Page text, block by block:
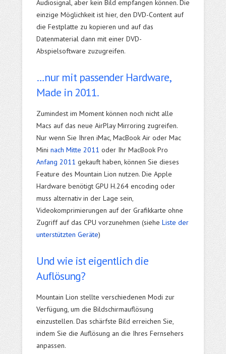
Audiosignal, aber kein Bild empfangen können. Die
einzige Möglichkeit ist hier, den DVD-Content auf
die Festplatte zu kopieren und auf das
Datenmaterial dann mit einer DVD-
Abspielsoftware zuzugreifen.
…nur mit passender Hardware,
Made in 2011.
Zumindest im Moment können noch nicht alle
Macs auf das neue AirPlay Mirroring zugreifen.
Nur wenn Sie Ihren iMac, MacBook Air oder Mac
Mini nach Mitte 2011 oder Ihr MacBook Pro
Anfang 2011 gekauft haben, können Sie dieses
Feature des Mountain Lion nutzen. Die Apple
Hardware benötigt GPU H.264 encoding oder
muss alternativ in der Lage sein,
Videokomprimierungen auf der Grafikkarte ohne
Zugriff auf das CPU vorzunehmen (siehe Liste der
unterstützten Geräte)
Und wie ist eigentlich die
Auflösung?
Mountain Lion stellte verschiedenen Modi zur
Verfügung, um die Bildschirmauflösung
einzustellen. Das schärfste Bild erreichen Sie,
indem Sie die Auflösung an die Ihres Fernsehers
anpassen.